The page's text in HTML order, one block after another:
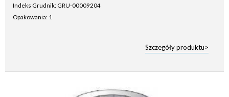
Indeks Grudnik: GRU-00009204
Opakowania: 1
Szczegóły produktu>